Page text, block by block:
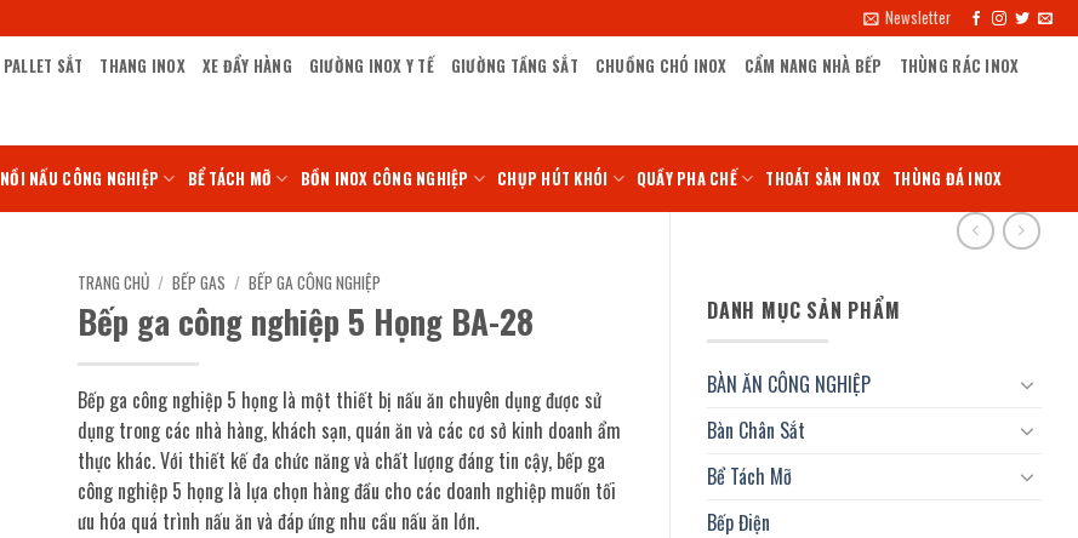
Newsletter
PALLET SẮT THANG INOX XE ĐẨY HÀNG GIƯỜNG INOX Y TẾ GIƯỜNG TẦNG SẮT CHUỒNG CHÓ INOX CẨM NANG NHÀ BẾP THÙNG RÁC INOX
NỒI NẤU CÔNG NGHIỆP BỂ TÁCH MỠ BỒN INOX CÔNG NGHIỆP CHỤP HÚT KHÓI QUẦY PHA CHẾ THOÁT SÀN INOX THÙNG ĐÁ INOX
DANH MỤC SẢN PHẨM
BÀN ĂN CÔNG NGHIỆP
Bàn Chân Sắt
Bể Tách Mỡ
Bếp Điện
TRANG CHỦ / BẾP GAS / BẾP GA CÔNG NGHIỆP
Bếp ga công nghiệp 5 Họng BA-28
Bếp ga công nghiệp 5 họng là một thiết bị nấu ăn chuyên dụng được sử
dụng trong các nhà hàng, khách sạn, quán ăn và các cơ sở kinh doanh ẩm
thực khác. Với thiết kế đa chức năng và chất lượng đáng tin cậy, bếp ga
công nghiệp 5 họng là lựa chọn hàng đầu cho các doanh nghiệp muốn tối
ưu hóa quá trình nấu ăn và đáp ứng nhu cầu nấu ăn lớn.